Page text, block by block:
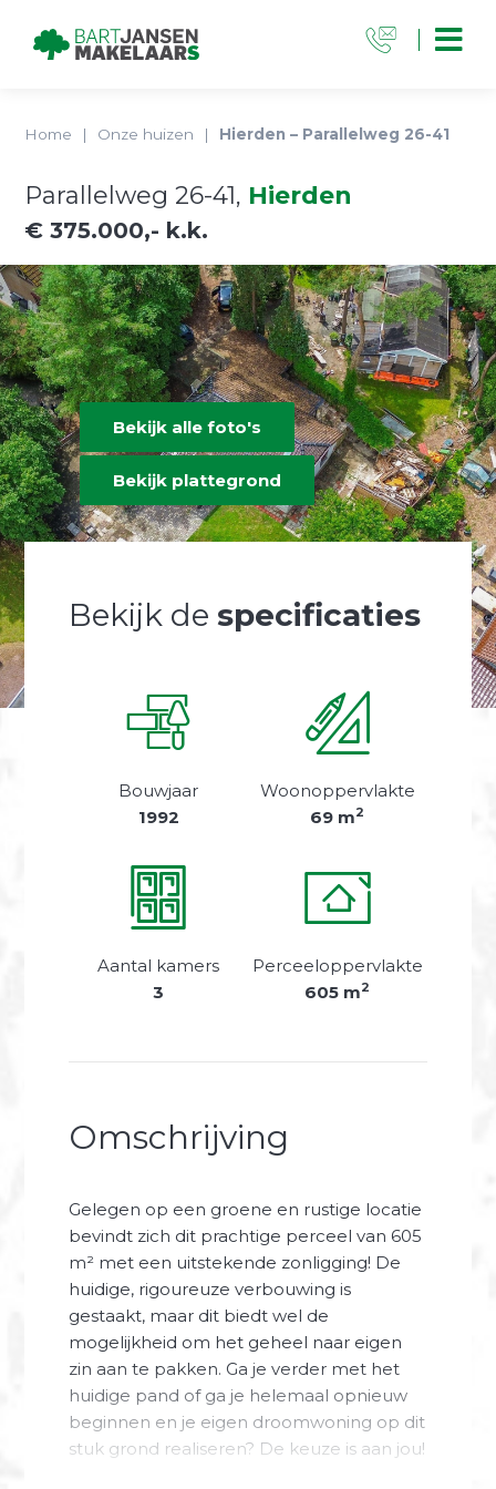
Home | Onze huizen | Hierden – Parallelweg 26-41
Parallelweg 26-41, Hierden
€ 375.000,- k.k.
Bekijk alle foto's
Bekijk plattegrond
Bekijk despecificaties
Bouwjaar
1992
Woonoppervlakte
69 m2
Aantal kamers
3
Perceeloppervlakte
605 m2
Omschrijving
Gelegen op een groene en rustige locatie
bevindt zich dit prachtige perceel van 605
m² met een uitstekende zonligging! De
huidige, rigoureuze verbouwing is
gestaakt, maar dit biedt wel de
mogelijkheid om het geheel naar eigen
zin aan te pakken. Ga je verder met het
huidige pand of ga je helemaal opnieuw
beginnen en je eigen droomwoning op dit
stuk grond realiseren? De keuze is aan jou!